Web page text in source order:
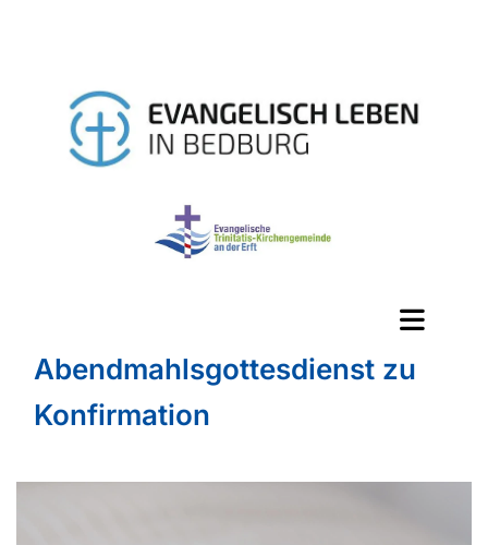
Abendmahlsgottesdienst zu
Konfirmation